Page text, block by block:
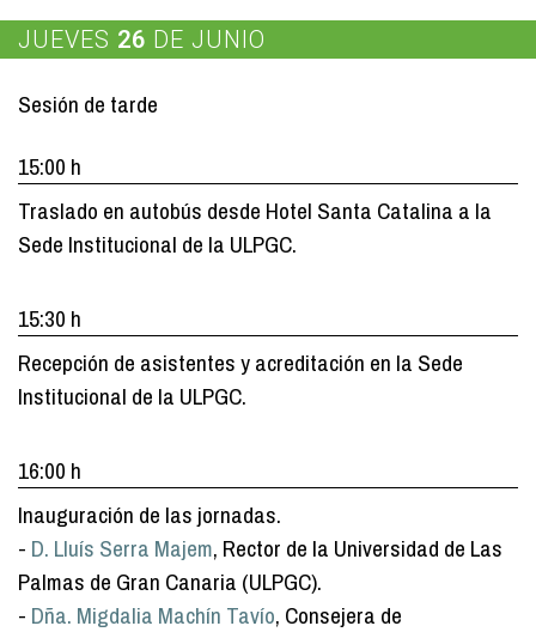
JUEVES 26 DE JUNIO
Sesión de tarde
15:00 h
Traslado en autobús desde Hotel Santa Catalina a la
Sede Institucional de la ULPGC.
15:30 h
Recepción de asistentes y acreditación en la Sede
Institucional de la ULPGC.
16:00 h
Inauguración de las jornadas.
- D. Lluís Serra Majem, Rector de la Universidad de Las
Palmas de Gran Canaria (ULPGC).
- Dña. Migdalia Machín Tavío, Consejera de